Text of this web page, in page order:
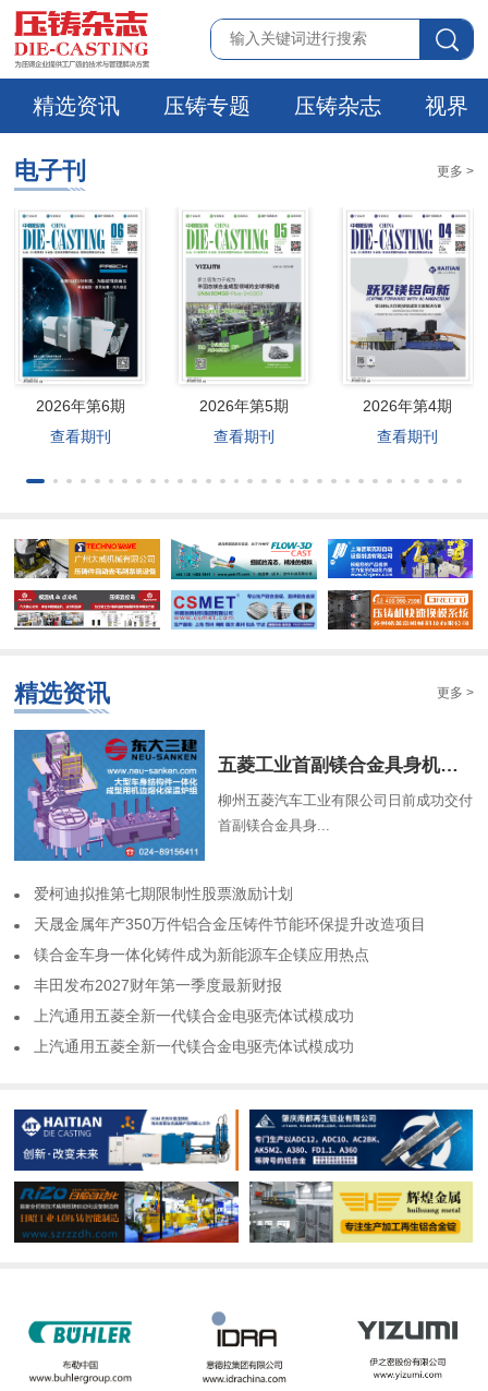
精选资讯 压铸专题 压铸杂志 视界
电子刊 更多 >
2026年第6期
查看期刊
2026年第5期
查看期刊
2026年第4期
查看期刊
精选资讯 更多 >
​五菱工业首副镁合金具身机器人骨架成功交付
柳州五菱汽车工业有限公司日前成功交付
首副镁合金具身...
​爱柯迪拟推第七期限制性股票激励计划
​天晟金属年产350万件铝合金压铸件节能环保提升改造项目
​镁合金车身一体化铸件成为新能源车企镁应用热点
​丰田发布2027财年第一季度最新财报
​上汽通用五菱全新一代镁合金电驱壳体试模成功
​上汽通用五菱全新一代镁合金电驱壳体试模成功